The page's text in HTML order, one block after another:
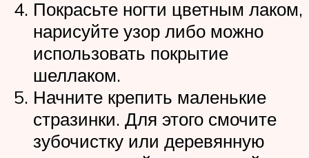
Покрасьте ногти цветным лаком,
нарисуйте узор либо можно
использовать покрытие
шеллаком.
Начните крепить маленькие
стразинки. Для этого смочите
зубочистку или деревянную